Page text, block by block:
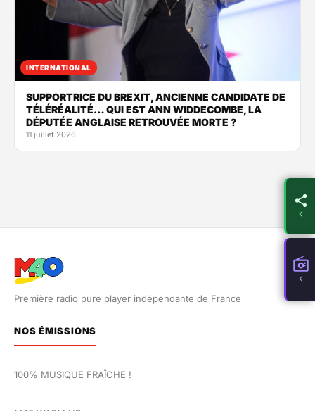
INTERNATIONAL
SUPPORTRICE DU BREXIT, ANCIENNE CANDIDATE DE
TÉLÉRÉALITÉ… QUI EST ANN WIDDECOMBE, LA
DÉPUTÉE ANGLAISE RETROUVÉE MORTE ?
11 juillet 2026
Première radio pure player indépendante de France
NOS ÉMISSIONS
100% MUSIQUE FRAÎCHE !